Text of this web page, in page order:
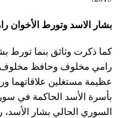
بشار الاسد وتورط
كما ذكرت وثائق بنما تورط
رامي مخلوف وحافظ مخلوف ،
عظيمة مستغلين علاقاتهما
بأسرة الأسد الحاكمة في
السوري الحالي بشار الأسد،